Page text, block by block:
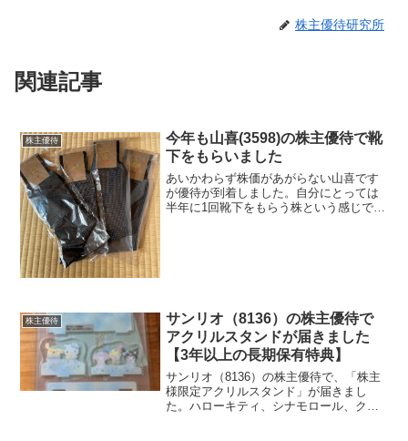
株主優待研究所
関連記事
株主優待
今年も山喜(3598)の株主優待で靴
下をもらいました
あいかわらず株価があがらない山喜です
が優待が到着しました。自分にとっては
半年に1回靴下をもらう株という感じで
株主優待
サンリオ（8136）の株主優待で
アクリルスタンドが届きました
【3年以上の長期保有特典】
サンリオ（8136）の株主優待で、「株主
様限定アクリルスタンド」が届きまし
た。ハローキティ、シナモロール、クロ